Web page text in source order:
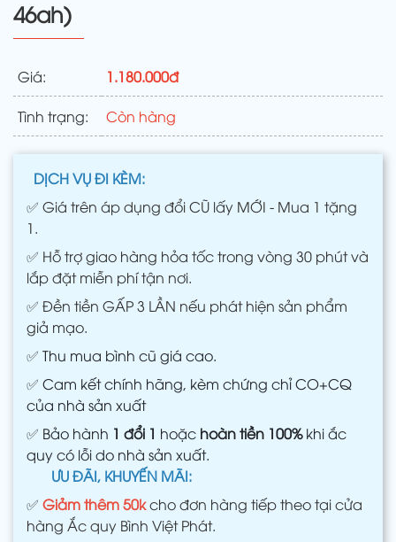
46ah)
Giá: 1.180.000đ
Tình trạng: Còn hàng
DỊCH VỤ ĐI KÈM:
✅ Giá trên áp dụng đổi CŨ lấy MỚI - Mua 1 tặng
1.
✅ Hỗ trợ giao hàng hỏa tốc trong vòng 30 phút và
lắp đặt miễn phí tận nơi.
✅ Đền tiền GẤP 3 LẦN nếu phát hiện sản phẩm
giả mạo.
✅ Thu mua bình cũ giá cao.
✅ Cam kết chính hãng, kèm chứng chỉ CO+CQ
của nhà sản xuất
✅ Bảo hành 1 đổi 1 hoặc hoàn tiền 100%khi ắc
quy có lỗi do nhà sản xuất.
ƯU ĐÃI, KHUYẾN MÃI:
✅ Giảm thêm 50kcho đơn hàng tiếp theo tại cửa
hàng Ắc quy Bình Việt Phát.